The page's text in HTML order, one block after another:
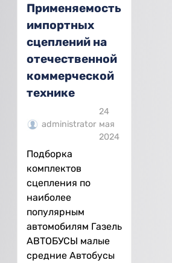
Применяемость
импортных
сцеплений на
отечественной
коммерческой
технике
administrator
24
мая
2024
Подборка
комплектов
сцепления по
наиболее
популярным
автомобилям Газель
АВТОБУСЫ малые
средние Автобусы